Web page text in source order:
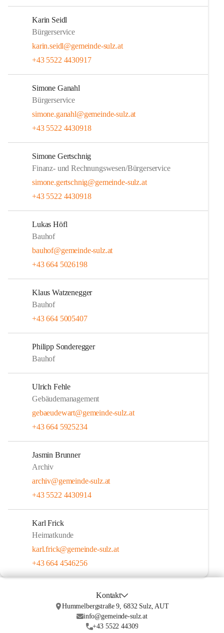
Karin Seidl
Bürgerservice
karin.seidl@gemeinde-sulz.at
+43 5522 4430917
Simone Ganahl
Bürgerservice
simone.ganahl@gemeinde-sulz.at
+43 5522 4430918
Simone Gertschnig
Finanz- und Rechnungswesen/Bürgerservice
simone.gertschnig@gemeinde-sulz.at
+43 5522 4430918
Lukas Höfl
Bauhof
bauhof@gemeinde-sulz.at
+43 664 5026198
Klaus Watzenegger
Bauhof
+43 664 5005407
Philipp Sonderegger
Bauhof
Ulrich Fehle
Gebäudemanagement
gebaeudewart@gemeinde-sulz.at
+43 664 5925234
Jasmin Brunner
Archiv
archiv@gemeinde-sulz.at
+43 5522 4430914
Karl Frick
Heimatkunde
karl.frick@gemeinde-sulz.at
+43 664 4546256
Kontakt
Hummelbergstraße 9, 6832 Sulz, AUT
info@gemeinde-sulz.at
+43 5522 44309